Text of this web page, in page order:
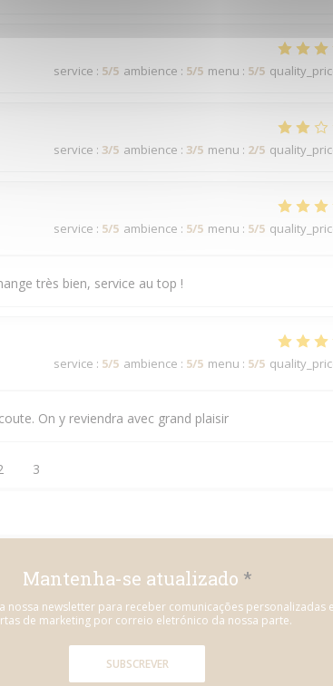
service : 5/5 ambience : 5/5 menu : 5/5
service : 3/5 ambience : 3/5 menu : 2/5
service : 5/5 ambience : 5/5 menu : 5/5
très bien, service au top !
service : 5/5 ambience : 5/5 menu : 5/5
On y reviendra avec grand plaisir
3
Mantenha-se atualizado *
nossa newsletter para receber comunicações personalizadas e
de marketing por correio eletrónico da nossa parte.
SUBSCREVER